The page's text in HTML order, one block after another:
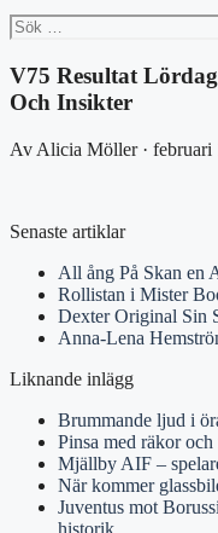
Sök
efter:
V75 Resultat
Och Insikter
Av Alicia Möller · februari
Senaste artiklar
All ång På Skan en
Rollistan i Mister
Dexter Original Sin
Anna-Lena
Liknande inlägg
Brummande ljud i
Pinsa med räkor
Mjällby AIF –
När kommer
Juventus mot
historik